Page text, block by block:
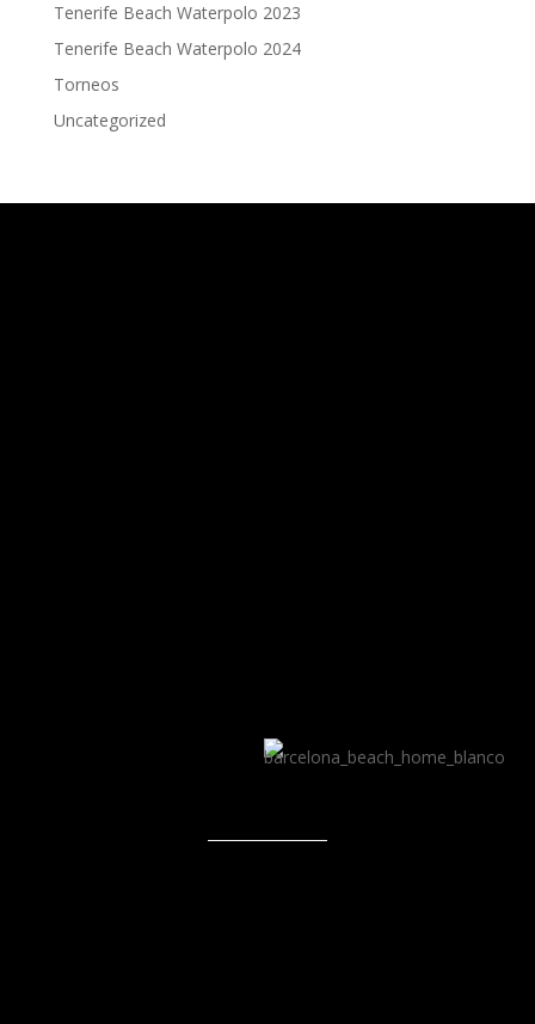
Tenerife Beach Waterpolo 2023
Tenerife Beach Waterpolo 2024
Torneos
Uncategorized